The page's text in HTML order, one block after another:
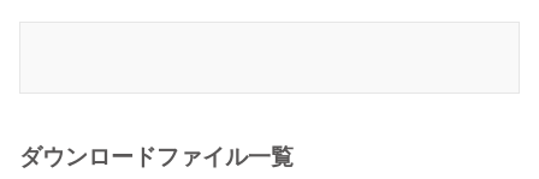
ダウンロードファイル一覧